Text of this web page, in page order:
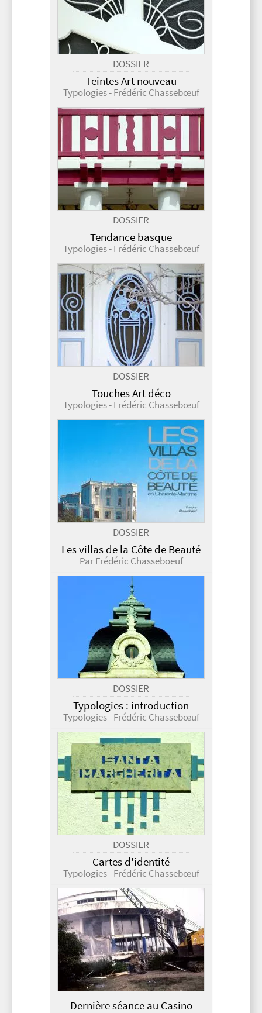
DOSSIER
Teintes Art nouveau
Typologies - Frédéric Chassebœuf
DOSSIER
Tendance basque
Typologies - Frédéric Chassebœuf
DOSSIER
Touches Art déco
Typologies - Frédéric Chassebœuf
DOSSIER
Les villas de la Côte de Beauté
Par Frédéric Chasseboeuf
DOSSIER
Typologies : introduction
Typologies - Frédéric Chassebœuf
DOSSIER
Cartes d'identité
Typologies - Frédéric Chassebœuf
Dernière séance au Casino